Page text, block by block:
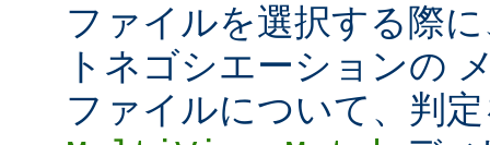
ファイルを選択する際
トネゴシエーションの
ファイルについて、判